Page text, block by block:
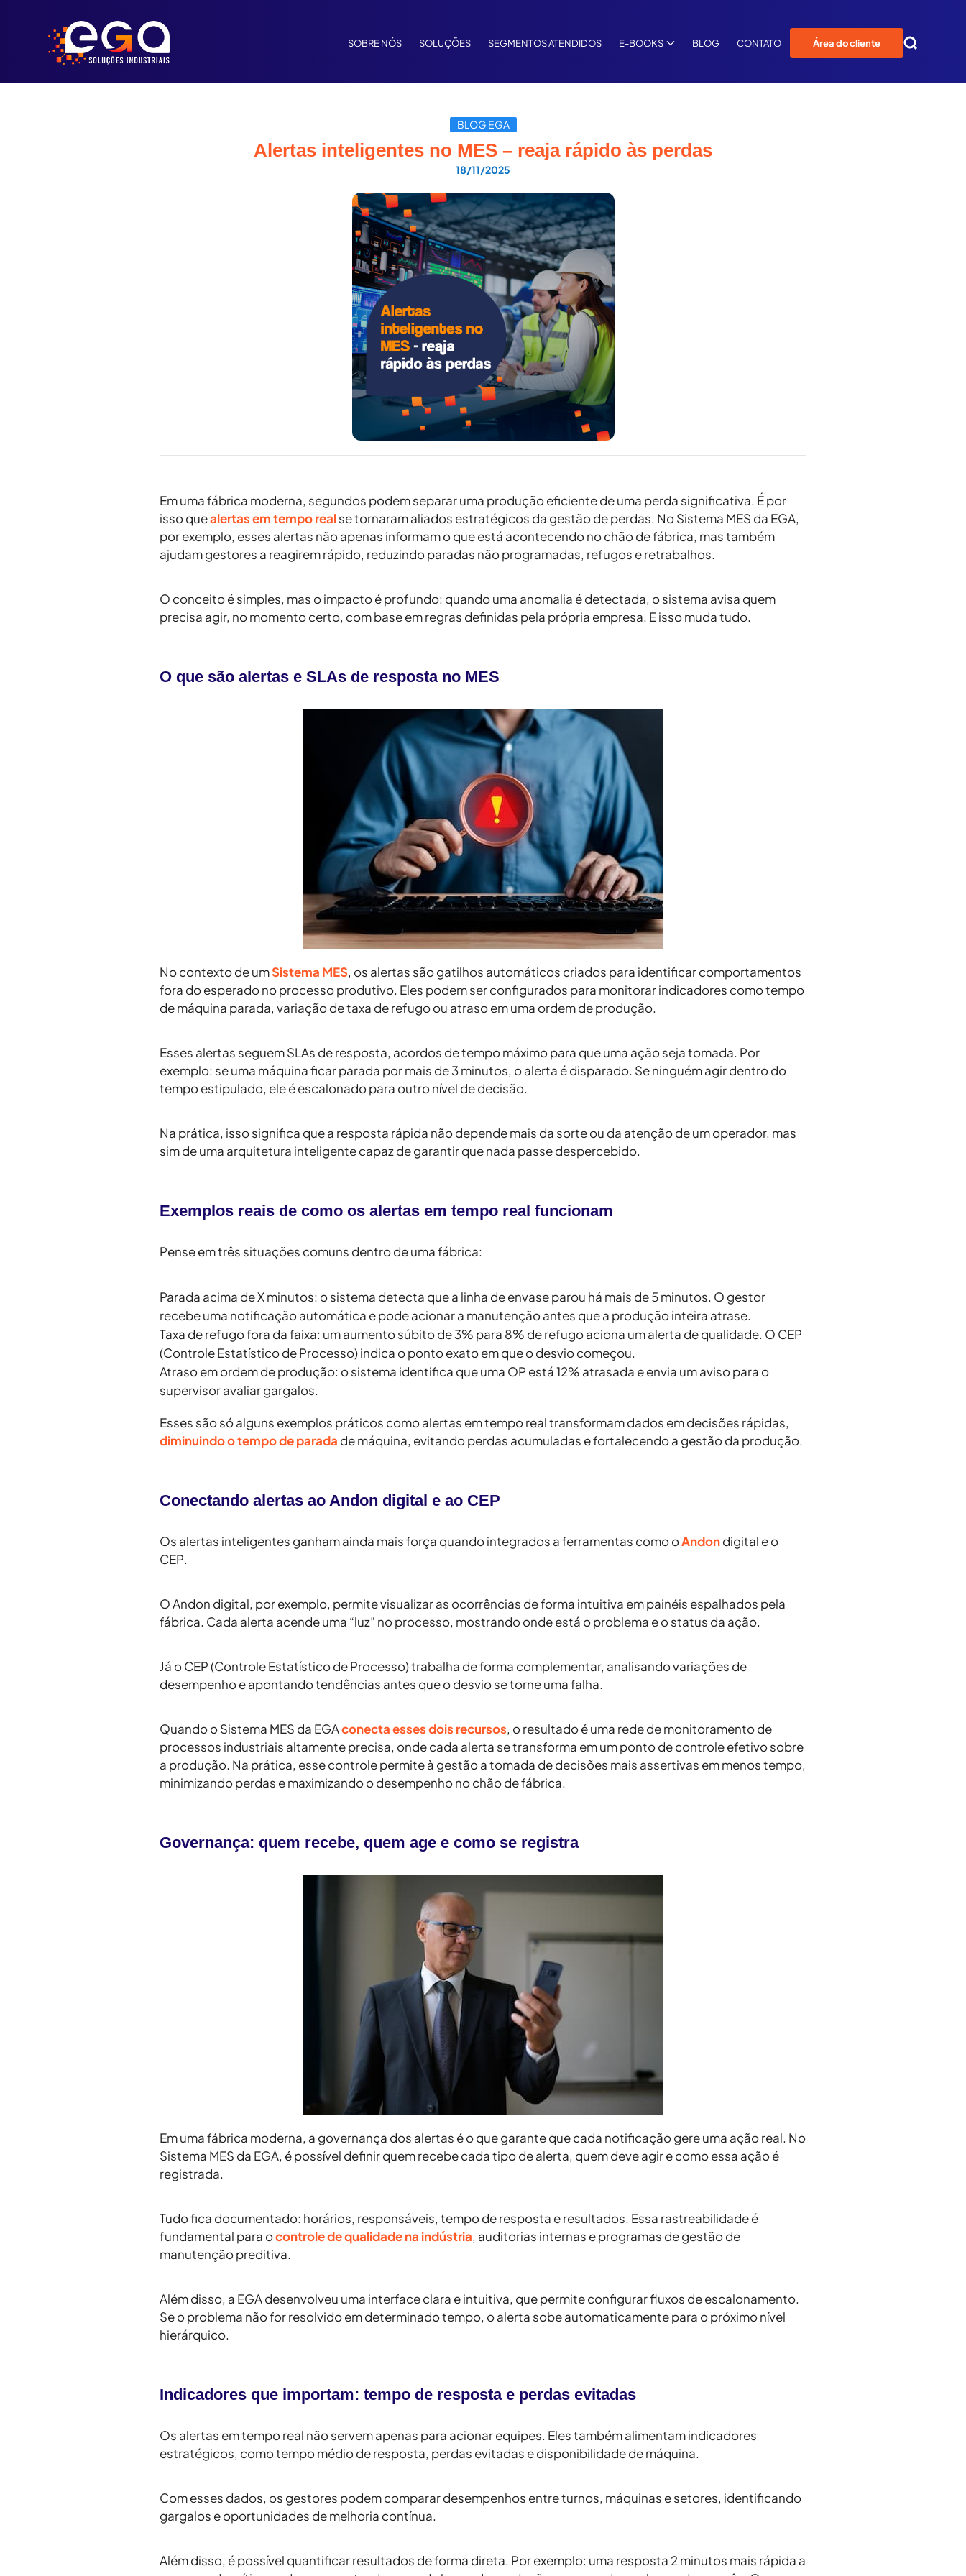
SOBRE NÓS SOLUÇÕES SEGMENTOS ATENDIDOS E-BOOKS BLOG CONTATO Área do cliente
BLOG EGA
Alertas inteligentes no MES – reaja rápido às perdas
18/11/2025
Em uma fábrica moderna, segundos podem separar uma produção eficiente de uma perda significativa. É por
isso quealertas em tempo realse tornaram aliados estratégicos da gestão de perdas. NoSistema MES da EGA,
por exemplo, esses alertas não apenas informam o que está acontecendo no chão de fábrica, mas também
ajudam gestores a reagirem rápido, reduzindoparadas não programadas, refugos eretrabalhos.
O conceito é simples, mas o impacto é profundo: quando uma anomalia é detectada, o sistema avisa quem
precisa agir, no momento certo, com base em regras definidas pela própria empresa. E isso muda tudo.
O que são alertas e SLAs de resposta no MES
No contexto de umSistema MES, os alertas são gatilhos automáticos criados para identificar comportamentos
fora do esperado no processo produtivo. Eles podem ser configurados para monitorar indicadores como tempo
de máquina parada, variação de taxa de refugo ou atraso em uma ordem de produção.
Esses alertas seguem SLAs de resposta, acordos de tempo máximo para que uma ação seja tomada. Por
exemplo: se uma máquina ficar parada por mais de 3 minutos, o alerta é disparado. Se ninguém agir dentro do
tempo estipulado, ele é escalonado para outro nível de decisão.
Na prática, isso significa que a resposta rápida não depende mais da sorte ou da atenção de um operador, mas
sim de uma arquitetura inteligente capaz de garantir que nada passe despercebido.
Exemplos reais de como os alertas em tempo real funcionam
Pense em três situações comuns dentro de uma fábrica:
Parada acima de X minutos: o sistema detecta que a linha de envase parou há mais de 5 minutos. O gestor
recebe uma notificação automática e pode acionar a manutenção antes que a produção inteira atrase.
Taxa de refugo fora da faixa: um aumento súbito de 3% para 8% de refugo aciona um alerta de qualidade. O CEP
(Controle Estatístico de Processo) indica o ponto exato em que o desvio começou.
Atraso em ordem de produção: o sistema identifica que uma OP está 12% atrasada e envia um aviso para o
supervisor avaliar gargalos.
Esses são só alguns exemplos práticos comoalertas em tempo realtransformam dados em decisões rápidas,
diminuindo o tempo de parada de máquina, evitando perdas acumuladas e fortalecendo a gestão da produção.
Conectando alertas ao Andon digital e ao CEP
Os alertas inteligentes ganham ainda mais força quando integrados a ferramentas como oAndondigital e o
CEP.
OAndon digital, por exemplo, permite visualizar as ocorrências de forma intuitiva em painéis espalhados pela
fábrica. Cada alerta acende uma “luz” no processo, mostrando onde está o problema e o status da ação.
Já oCEP(Controle Estatístico de Processo) trabalha de forma complementar, analisando variações de
desempenho e apontando tendências antes que o desvio se torne uma falha.
Quando oSistema MES da EGAconecta esses dois recursos, o resultado é uma rede demonitoramento de
processos industriais altamente precisa, onde cada alerta se transforma em um ponto de controle efetivo sobre
a produção. Na prática, esse controle permite à gestão a tomada de decisões mais assertivas em menos tempo,
minimizando perdas e maximizando o desempenho no chão de fábrica.
Governança: quem recebe, quem age e como se registra
Em uma fábrica moderna, a governança dos alertas é o que garante que cada notificação gere uma ação real. No
Sistema MES da EGA, é possível definirquem recebe cada tipo de alerta, quem deve agirecomo essa ação é
registrada.
Tudo fica documentado: horários, responsáveis, tempo de resposta e resultados. Essa rastreabilidade é
fundamental para ocontrole de qualidade na indústria, auditorias internas e programas degestão de
manutenção preditiva.
Além disso, a EGAdesenvolveu uma interface clara e intuitiva, que permite configurar fluxos de escalonamento.
Se o problema não for resolvido em determinado tempo, o alerta sobe automaticamente para o próximo nível
hierárquico.
Indicadores que importam: tempo de resposta e perdas evitadas
Os alertas em tempo real não servem apenas para acionar equipes. Eles também alimentam indicadores
estratégicos, comotempo médio de resposta, perdas evitadas edisponibilidade de máquina.
Com esses dados, os gestores podem comparar desempenhos entre turnos, máquinas e setores, identificando
gargalos e oportunidades de melhoria contínua.
Além disso, é possível quantificar resultados de forma direta. Por exemplo: uma resposta 2 minutos mais rápida a